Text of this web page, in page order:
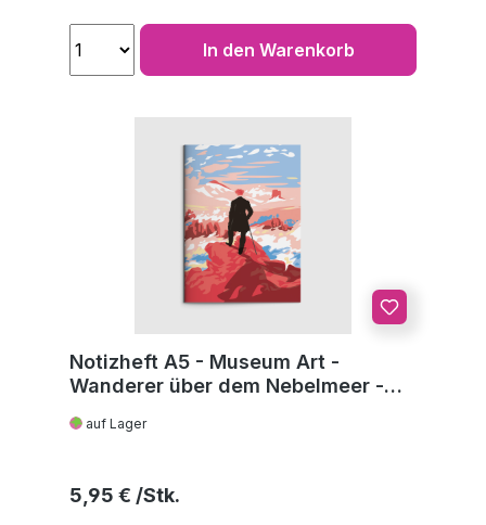
In den Warenkorb
Notizheft A5 - Museum Art -
Wanderer über dem Nebelmeer -
auf Lager
Regulärer Preis:
5,95 €